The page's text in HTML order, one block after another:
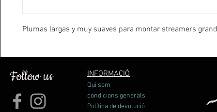
Plumas largas y muy suaves para montar streamers
Follow us INFORMACIÓ
Qui som
condicions generals
Política de devolució